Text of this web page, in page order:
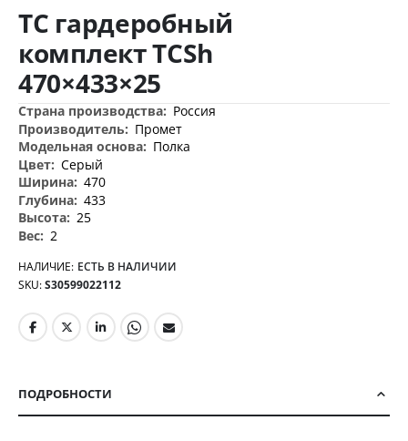
к
началу
изображений
TC гардеробный
комплект TCSh
470×433×25
Дополнительная
информация
Россия
Промет
Полка
Серый
470
433
25
2
НАЛИЧИЕ: ЕСТЬ В НАЛИЧИИ
SKU S30599022112
ПОДРОБНОСТИ